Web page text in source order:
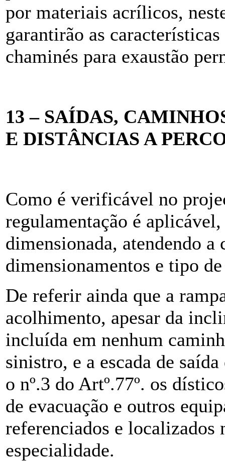
por materiais acrílicos,
garantirão as
chaminés para exaustão
13 – SAÍDAS,
E DISTÂNCIAS A
Como é verificável no
regulamentação é
dimensionada, atendendo
dimensionamentos e tipo
De referir ainda que a
acolhimento, apesar da
incluída em nenhum
sinistro, e a escada de
o nº.3 do Artº.77º. os
de evacuação e outros
referenciados e
especialidade.